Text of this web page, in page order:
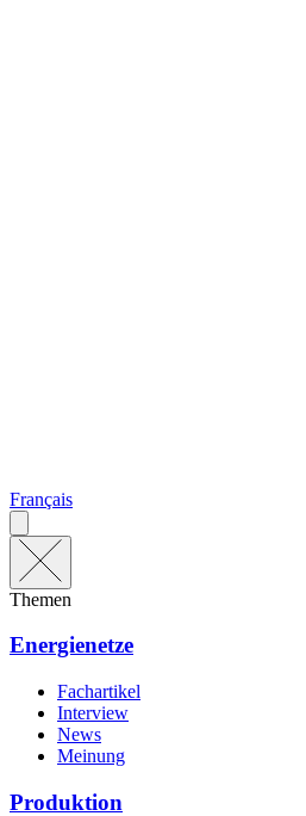
Français
Themen
Energienetze
Fachartikel
Interview
News
Meinung
Produktion